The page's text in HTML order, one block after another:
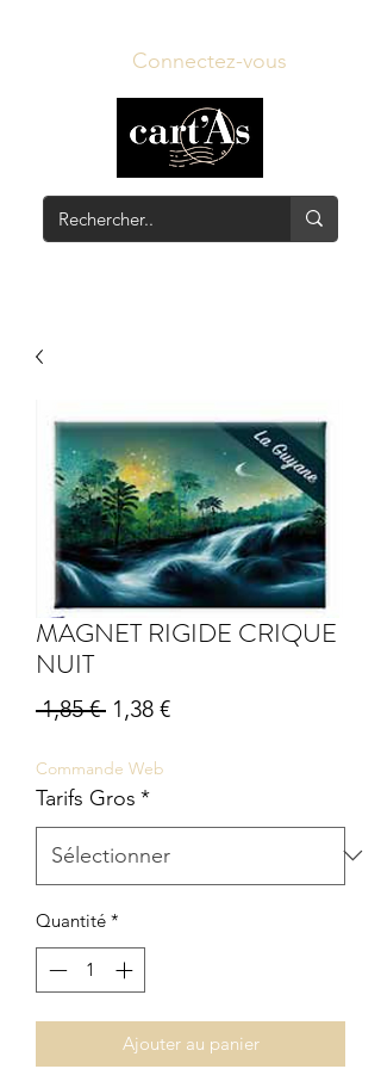
Connectez-vous
MAGNET RIGIDE CRIQUE
NUIT
1,85 € Prix
1,38 €Prix
Commande Web
Tarifs Gros *
Quantité *
Ajouter au panier